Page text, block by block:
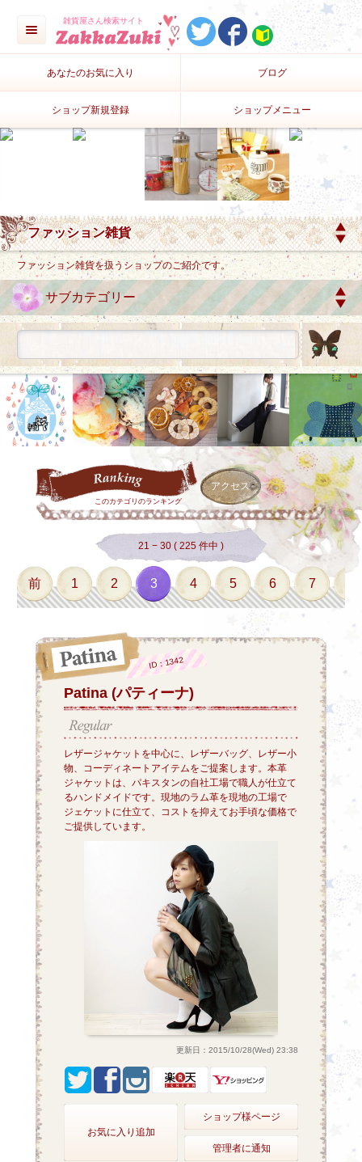
雑貨屋さん検索サイト
あなたのお気に入り ブログ
ショップ新規登録 ショップメニュー
ファッション雑貨を扱うショップのご紹介です。
このカテゴリのランキング
アクセス
21 − 30 ( 225 件中 )
前 1 2 3 4 5 6 7
Patina (パティーナ)
ID：1342
レザージャケットを中心に、レザーバッグ、レザー小
物、コーディネートアイテムをご提案します。本革
ジャケットは、パキスタンの自社工場で職人が仕立て
るハンドメイドです。現地のラム革を現地の工場で
ジェケットに仕立て、コストを抑えてお手頃な価格で
ご提供しています。
更新日：2015/10/28(Wed) 23:38
お気に入り追加
ショップ様ページ
管理者に通知